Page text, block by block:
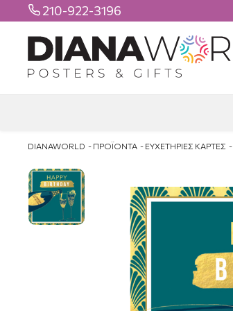
 210-922-3196
DIANAWORLD ΠΡΟΪΟΝΤΑ ΕΥΧΕΤΗΡΙΕΣ ΚΑΡΤΕΣ